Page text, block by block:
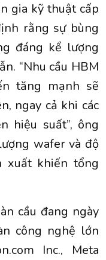
gia kỹ thuật cấp
rằng sự bùng
đáng kể lượng
“Nhu cầu HBM
tăng mạnh sẽ
ngay cả khi các
hiệu suất”, ông
wafer và độ
xuất khiến tổng
cầu đang ngày
công nghệ lớn
Inc., Meta